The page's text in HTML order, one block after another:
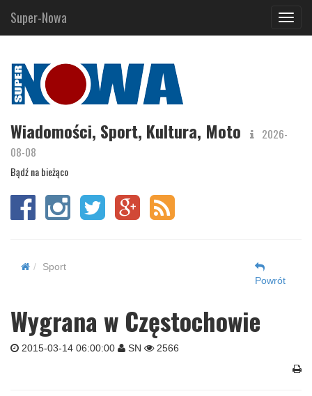
Super-Nowa
Wiadomości, Sport, Kultura, Moto
2026-
08-08
Bądź na bieżąco
Sport
Powrót
Wygrana w Częstochowie
2015-03-14 06:00:00 SN 2566